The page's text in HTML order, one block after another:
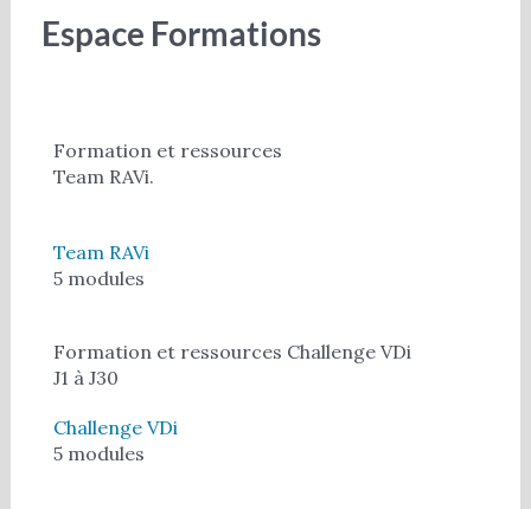
Espace Formations
Formation et ressources
Team RAVi.
Team RAVi
5 modules
Formation et ressources Challenge VDi
J1 à J30
Challenge VDi
5 modules